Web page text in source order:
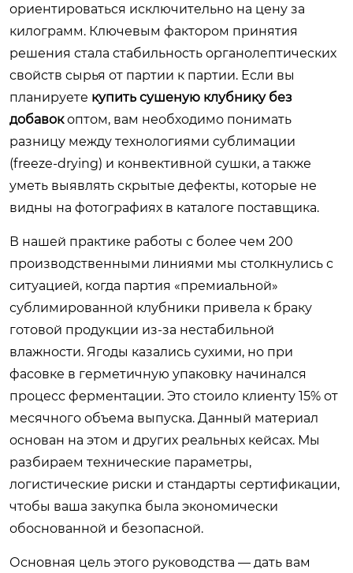
ориентироваться исключительно на цену за
килограмм. Ключевым фактором принятия
решения стала стабильность органолептических
свойств сырья от партии к партии. Если вы
планируете купить сушеную клубнику без
добавокоптом, вам необходимо понимать
разницу между технологиями сублимации
(freeze-drying) и конвективной сушки, а также
уметь выявлять скрытые дефекты, которые не
видны на фотографиях в каталоге поставщика.
В нашей практике работы с более чем 200
производственными линиями мы столкнулись с
ситуацией, когда партия «премиальной»
сублимированной клубники привела к браку
готовой продукции из-за нестабильной
влажности. Ягоды казались сухими, но при
фасовке в герметичную упаковку начинался
процесс ферментации. Это стоило клиенту 15% от
месячного объема выпуска. Данный материал
основан на этом и других реальных кейсах. Мы
разбираем технические параметры,
логистические риски и стандарты сертификации,
чтобы ваша закупка была экономически
обоснованной и безопасной.
Основная цель этого руководства — дать вам